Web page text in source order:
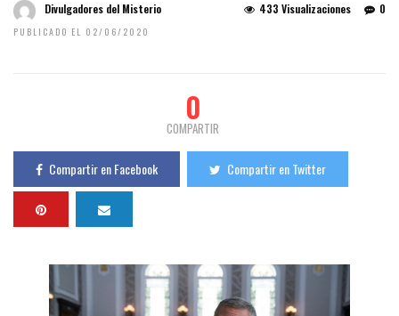
Divulgadores del Misterio
PUBLICADO EL 02/06/2020
0
433 Visualizaciones
0
COMPARTIR
Compartir en Facebook Compartir en Twitter